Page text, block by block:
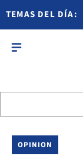
TEMAS DEL DÍA:
OPINION